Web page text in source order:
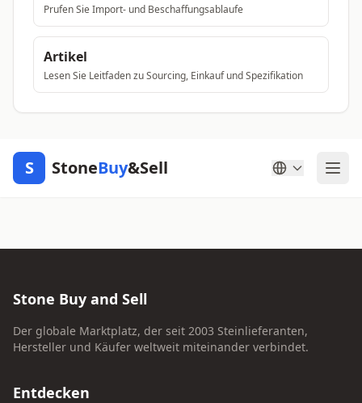
Prufen Sie Import- und Beschaffungsablaufe
Artikel
Lesen Sie Leitfaden zu Sourcing, Einkauf und Spezifikation
S StoneBuy&Sell
Stone Buy and Sell
Der globale Marktplatz, der seit 2003 Steinlieferanten,
Hersteller und Käufer weltweit miteinander verbindet.
Entdecken